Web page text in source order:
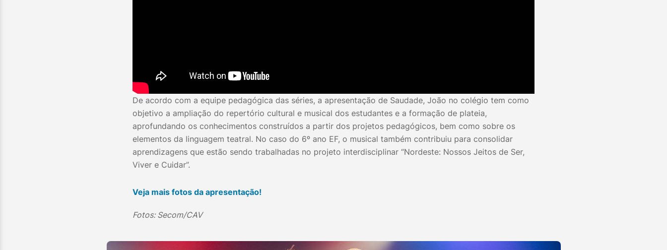
De acordo com a equipe pedagógica das séries, a apresentação de Saudade, João no colégio tem como
objetivo a ampliação do repertório cultural e musical dos estudantes e a formação de plateia,
aprofundando os conhecimentos construídos a partir dos projetos pedagógicos, bem como sobre os
elementos da linguagem teatral. No caso do 6º ano EF, o musical também contribuiu para consolidar
aprendizagens que estão sendo trabalhadas no projeto interdisciplinar “Nordeste: Nossos Jeitos de Ser,
Viver e Cuidar”.
Veja mais fotos da apresentação!
Fotos: Secom/CAV